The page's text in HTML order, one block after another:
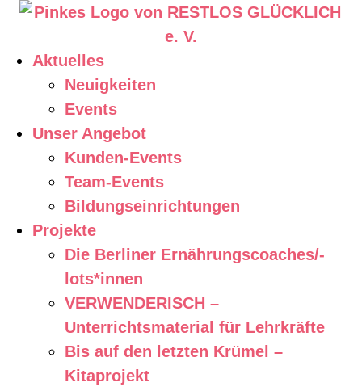
Aktuelles
Neuigkeiten
Events
Unser Angebot
Kunden-Events
Team-Events
Bildungseinrichtungen
Projekte
Die Berliner Ernährungscoaches/-
lots*innen
VERWENDERISCH –
Unterrichtsmaterial für Lehrkräfte
Bis auf den letzten Krümel –
Kitaprojekt